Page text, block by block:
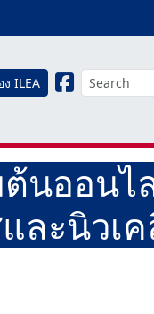
ILEA
ต้นออนไ
ละนิวเ